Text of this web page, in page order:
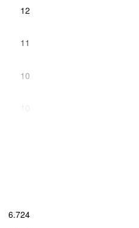
12
11
10
6.724